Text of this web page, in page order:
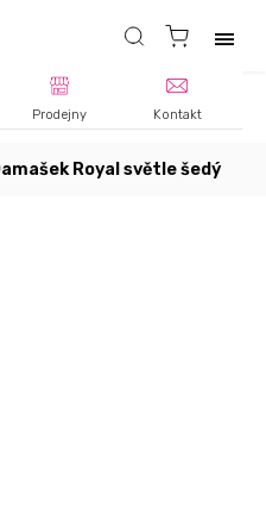
Prodejny Kontakt
Royal světle šedý